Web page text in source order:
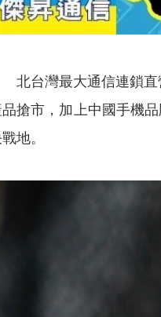
台灣最大通信連鎖直營
品搶市，加上中國手機
地。